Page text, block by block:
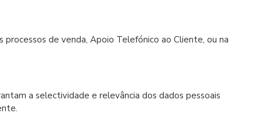
de venda, Apoio Telefónico ao Cliente, ou na
a selectividade e relevância dos dados pessoais